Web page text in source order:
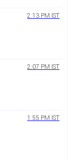
2:13 PM IST
2:07 PM IST
1:55 PM IST